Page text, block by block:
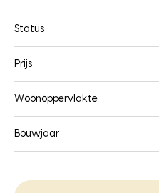
Status
Prijs
Woonoppervlakte
Bouwjaar